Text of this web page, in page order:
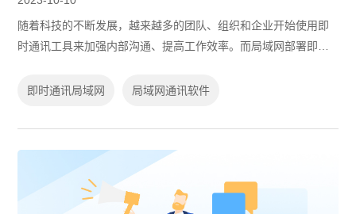
随着科技的不断发展，越来越多的团队、组织和企业开始使用即
时通讯工具来加强内部沟通、提高工作效率。而局域网部署即时
部署即时通讯工具有哪些好处呢？
即时通讯局域网 局域网通讯软件